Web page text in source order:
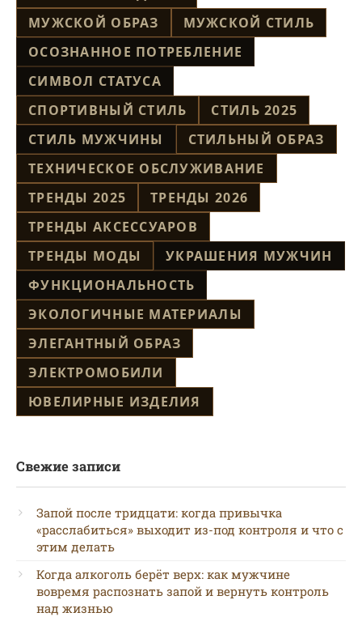
МУЖСКОЙ ОБРАЗ
МУЖСКОЙ СТИЛЬ
ОСОЗНАННОЕ ПОТРЕБЛЕНИЕ
СИМВОЛ СТАТУСА
СПОРТИВНЫЙ СТИЛЬ
СТИЛЬ 2025
СТИЛЬ МУЖЧИНЫ
СТИЛЬНЫЙ ОБРАЗ
ТЕХНИЧЕСКОЕ ОБСЛУЖИВАНИЕ
ТРЕНДЫ 2025
ТРЕНДЫ 2026
ТРЕНДЫ АКСЕССУАРОВ
ТРЕНДЫ МОДЫ
УКРАШЕНИЯ МУЖЧИН
ФУНКЦИОНАЛЬНОСТЬ
ЭКОЛОГИЧНЫЕ МАТЕРИАЛЫ
ЭЛЕГАНТНЫЙ ОБРАЗ
ЭЛЕКТРОМОБИЛИ
ЮВЕЛИРНЫЕ ИЗДЕЛИЯ
Свежие записи
Запой после тридцати: когда привычка
«расслабиться» выходит из-под контроля и что с
этим делать
Когда алкоголь берёт верх: как мужчине
вовремя распознать запой и вернуть контроль
над жизнью